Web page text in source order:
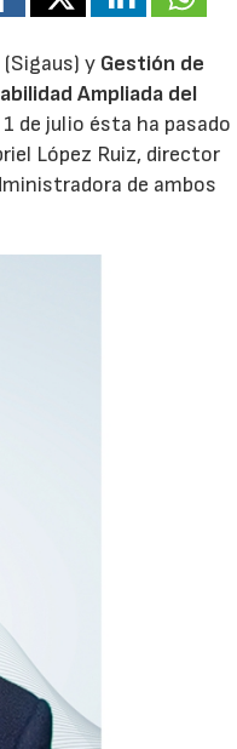
(Sigaus) y Gestión de
Ampliada del
de julio ésta ha pasado
López Ruiz, director
de ambos